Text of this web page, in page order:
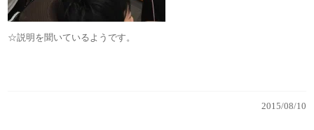
☆説明を聞いているようです。
2015/08/10